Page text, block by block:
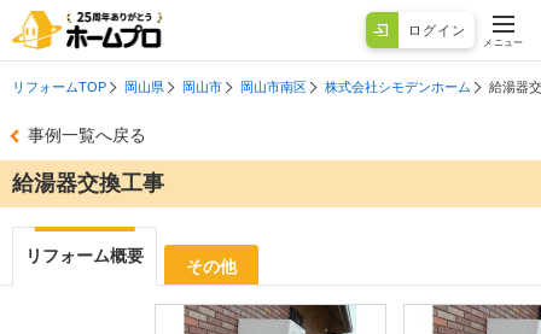
ログイン
メニュー
リフォームTOP 岡山県 岡山市 岡山市南区 株式会社シモデンホーム 給湯器
事例一覧へ戻る
給湯器交換工事
リフォーム概要
その他